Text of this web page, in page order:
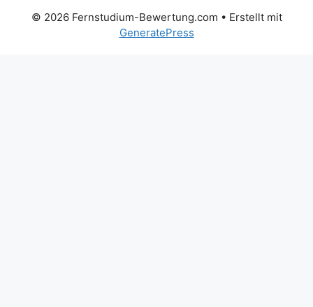
© 2026 Fernstudium-Bewertung.com • Erstellt mit
GeneratePress